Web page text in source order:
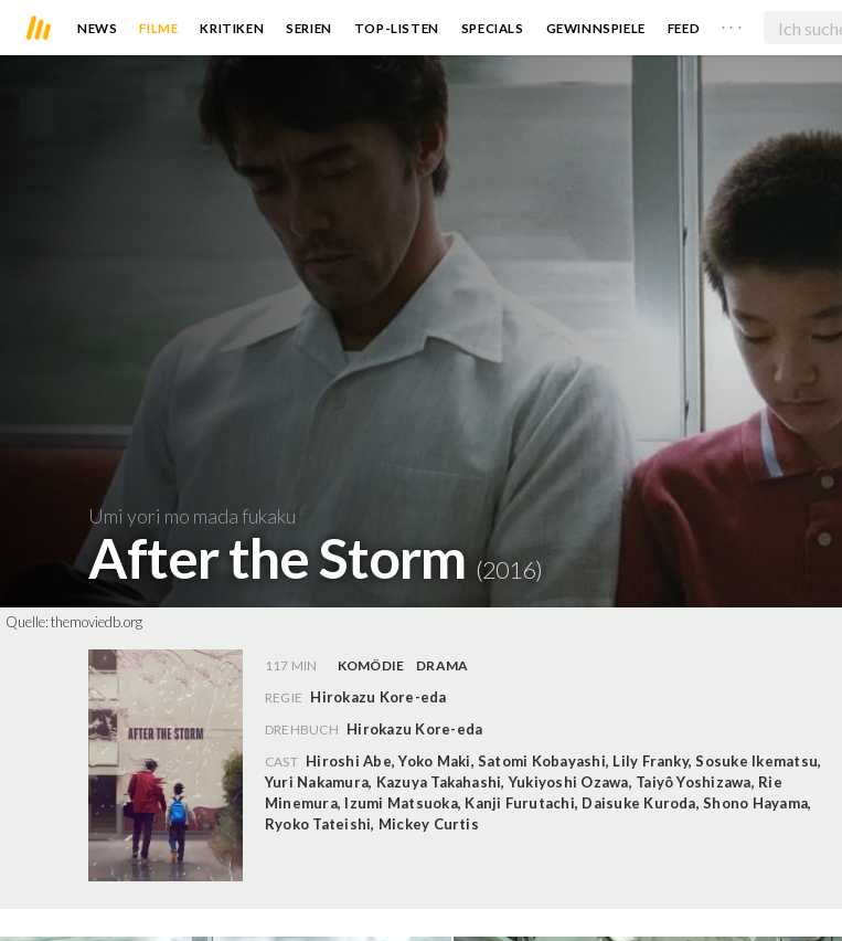
NEWS FILME KRITIKEN SERIEN TOP-LISTEN SPECIALS GEWINNSPIELE FEED . . .
Umi yori mo mada fukaku
After the Storm(2016)
Quelle:themoviedb.org
117 MIN KOMÖDIE
DRAMA
REGIE Hirokazu Kore-eda
DREHBUCH Hirokazu Kore-eda
CAST Hiroshi Abe,Yoko Maki, Satomi Kobayashi, Lily Franky,Sosuke Ikematsu,
Yuri Nakamura, Kazuya Takahashi,Yukiyoshi Ozawa, Taiyô Yoshizawa, Rie
Minemura, Izumi Matsuoka, Kanji Furutachi, Daisuke Kuroda,Shono Hayama,
Ryoko Tateishi, Mickey Curtis